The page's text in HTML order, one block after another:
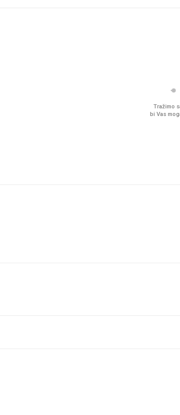
Tražimo
bi Vas